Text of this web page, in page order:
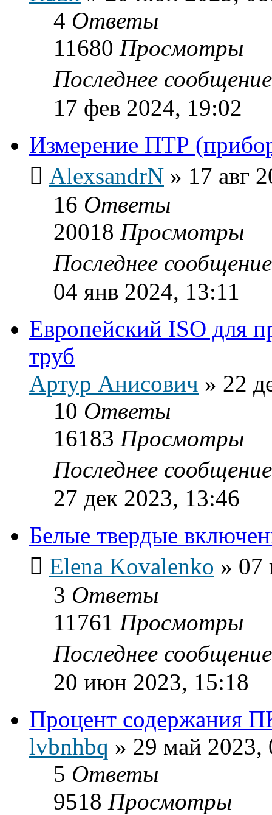
4 Ответы
11680 Просмотры
Последнее
17 фев 2024, 19:02
Измерение ПТР
AlexsandrN » 17 авг
16 Ответы
20018 Просмотры
Последнее
04 янв 2024, 13:11
Европейский ISO для
труб
Артур Анисович » 22
10 Ответы
16183 Просмотры
Последнее
27 дек 2023, 13:46
Белые твердые
Elena Kovalenko » 07
3 Ответы
11761 Просмотры
Последнее
20 июн 2023, 15:18
Процент содержания
lvbnhbq » 29 май 2023,
5 Ответы
9518 Просмотры